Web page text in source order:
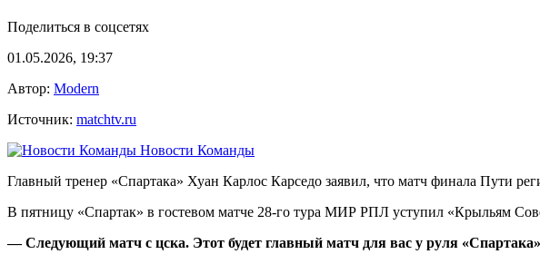
Поделиться в соцсетях
01.05.2026, 19:37
Автор: Modern
Источник: matchtv.ru
Новости Команды
Главный тренер «Спартака» Хуан Карлос Карседо заявил, что матч финала Пути
В пятницу «Спартак» в гостевом матче 28‑го тура МИР РПЛ уступил «Крыльям
— Следующий матч с цска. Этот будет главный матч для вас у руля